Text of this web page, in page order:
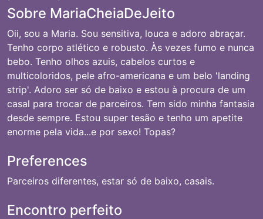
Sobre MariaCheiaDeJeito
Oii, sou a Maria. Sou sensitiva, louca e adoro abraçar.
Tenho corpo atlético e robusto. Às vezes fumo e nunca
bebo. Tenho olhos azuis, cabelos curtos e
multicoloridos, pele afro-americana e um belo 'landing
strip'. Adoro ser só de baixo e estou à procura de um
casal para trocar de parceiros. Tem sido minha fantasia
desde sempre. Estou super tesão e tenho um apetite
enorme pela vida...e por sexo! Topas?
Preferences
Parceiros diferentes, estar só de baixo, casais.
Encontro perfeito